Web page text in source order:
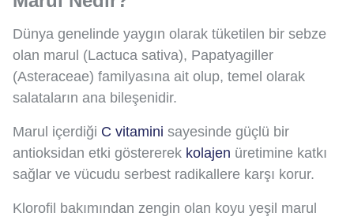
Dünya genelinde yaygın olarak tüketilen bir sebze
olan marul (Lactuca sativa), Papatyagiller
(Asteraceae) familyasına ait olup, temel olarak
salataların ana bileşenidir.
Marul içerdiği C vitamini sayesinde güçlü bir
antioksidan etki göstererek kolajen üretimine katkı
sağlar ve vücudu serbest radikallere karşı korur.
Klorofil bakımından zengin olan koyu yeşil marul